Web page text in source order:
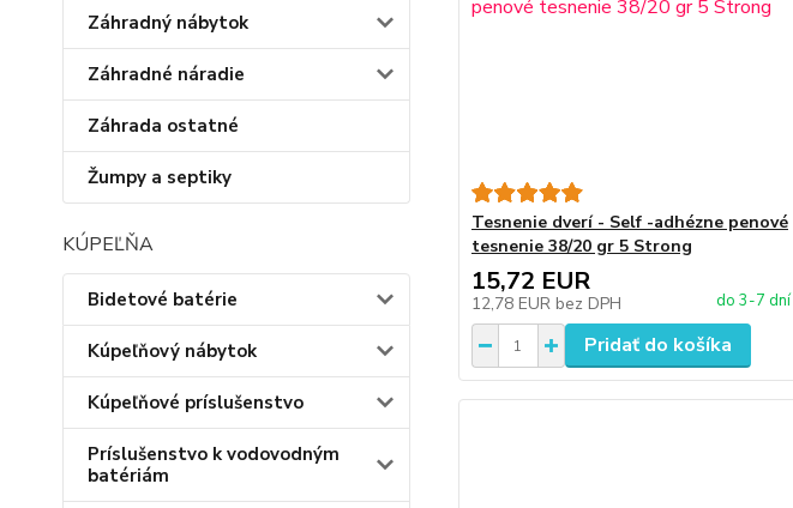
Záhradný nábytok
Záhradné náradie
Záhrada ostatné
Žumpy a septiky
KÚPEĽŇA
Bidetové batérie
Kúpeľňový nábytok
Kúpeľňové príslušenstvo
Príslušenstvo k vodovodným
batériám
Tesnenie dverí - Self -adhézne penové
tesnenie 38/20 gr 5 Strong
15,72 EUR
12,78 EUR bez DPH do 3-7 dní
Pridať do košíka